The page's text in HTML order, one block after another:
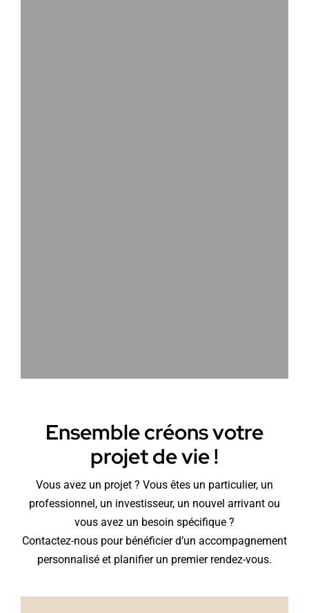
Ensemble créons votre
projet de vie !
Vous avez un projet ? Vous êtes un particulier, un
professionnel, un investisseur, un nouvel arrivant ou
vous avez un besoin spécifique ?
Contactez-nous pour bénéficier d’un accompagnement
personnalisé et planifier un premier rendez-vous.